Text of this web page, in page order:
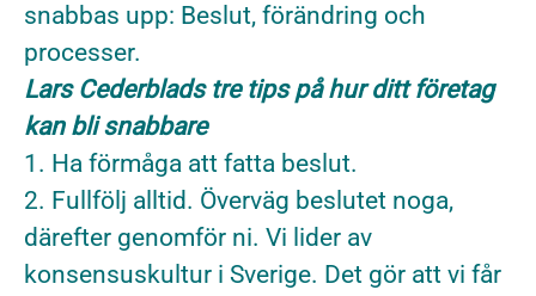
snabbas upp: Beslut, förändring och
processer.
Lars Cederblads tre tips på hur ditt företag
kan bli snabbare
1. Ha förmåga att fatta beslut.
2. Fullfölj alltid. Överväg beslutet noga,
därefter genomför ni. Vi lider av
konsensuskultur i Sverige. Det gör att vi får